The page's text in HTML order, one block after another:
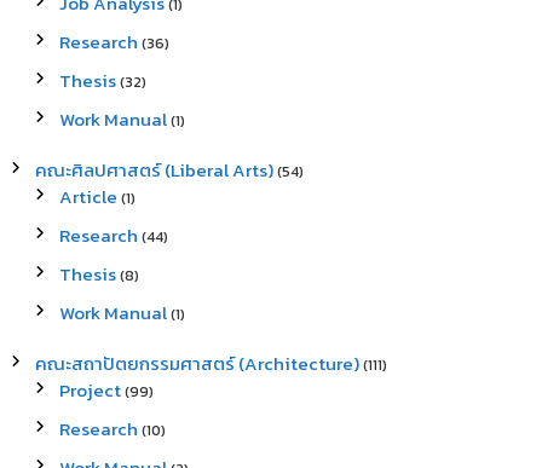
(1)
Research (36)
Thesis(32)
Work Manual(1)
คณะศิลปศาสตร์ (Liberal Arts)(54)
Article (1)
Research (44)
Thesis(8)
Work Manual(1)
คณะสถาปัตยกรรมศาสตร์ (Architecture)(111)
Project(99)
Research (10)